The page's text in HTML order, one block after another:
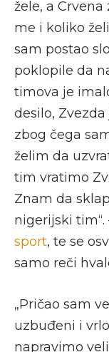
žele, a
me i koliko
sam postao
poklopile da
timova je
desilo,
zbog čega
želim da
tim vratimo
Znam da
nigerijski tim“.
sport, te se
samo reči
„Pričao sam
uzbuđeni i
napravimo